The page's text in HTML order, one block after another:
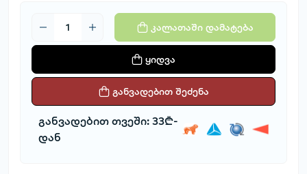
კალათაში დამატება
ყიდვა
განვადებით შეძენა
განვადებით თვეში: 33₾-
დან